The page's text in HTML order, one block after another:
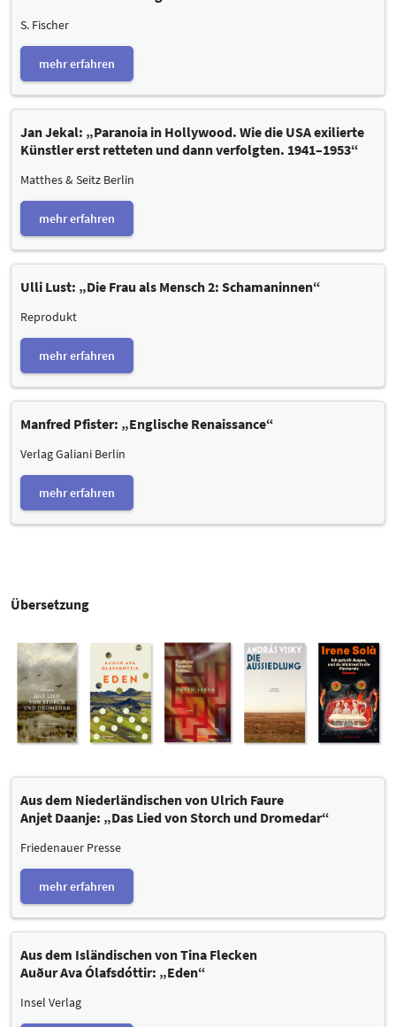
S. Fischer
mehr erfahren
Jan Jekal: „Paranoia in Hollywood. Wie die USA exilierte
Künstler erst retteten und dann verfolgten. 1941–1953“
Matthes & Seitz Berlin
mehr erfahren
Ulli Lust: „Die Frau als Mensch 2: Schamaninnen“
Reprodukt
mehr erfahren
Manfred Pfister: „Englische Renaissance“
Verlag Galiani Berlin
mehr erfahren
Übersetzung
Aus dem Niederländischen von Ulrich Faure
Anjet Daanje: „Das Lied von Storch und Dromedar“
Friedenauer Presse
mehr erfahren
Aus dem Isländischen von Tina Flecken
Auður Ava Ólafsdóttir: „Eden“
Insel Verlag